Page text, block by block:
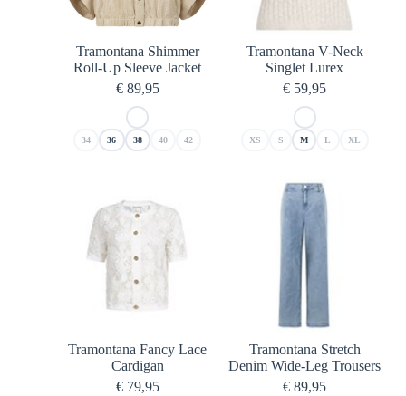
Tramontana Shimmer
Roll-Up Sleeve Jacket
€89,95
34 36 38 40 42
Tramontana V-Neck
Singlet Lurex
€ 59,95
XS S M L XL
Tramontana Fancy Lace
Cardigan
€79,95
Tramontana Stretch
Denim Wide-Leg Trousers
€ 89,95